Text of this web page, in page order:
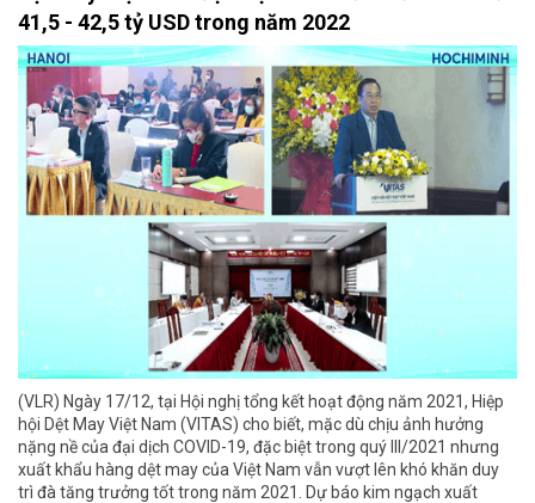
41,5 - 42,5 tỷ USD trong năm 2022
(VLR) Ngày 17/12, tại Hội nghị tổng kết hoạt động năm 2021, Hiệp
hội Dệt May Việt Nam (VITAS) cho biết, mặc dù chịu ảnh hưởng
nặng nề của đại dịch COVID-19, đặc biệt trong quý III/2021 nhưng
xuất khẩu hàng dệt may của Việt Nam vẫn vượt lên khó khăn duy
trì đà tăng trưởng tốt trong năm 2021. Dự báo kim ngạch xuất